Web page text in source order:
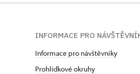
INFORMACE PRO
Informace pro návštěvníky
Prohlídkové okruhy